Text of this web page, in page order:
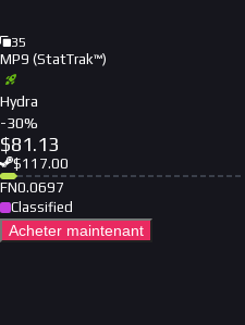
35
MP9 (StatTrak™)
Hydra
-30%
$81.13
$117.00
FN0.0697
Classified
Acheter maintenant